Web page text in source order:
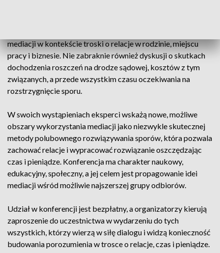
mediacji w kontekście troski o relacje w rodzinie, miejscu
pracy i biznesie. Nie zabraknie również dyskusji o skutkach
dochodzenia roszczeń na drodze sądowej, kosztów z tym
związanych, a przede wszystkim czasu oczekiwania na
rozstrzygnięcie sporu.
W swoich wystąpieniach eksperci wskażą nowe, możliwe
obszary wykorzystania mediacji jako niezwykle skutecznej
metody polubownego rozwiązywania sporów, która pozwala
zachować relacje i wypracować rozwiązanie oszczędzając
czas i pieniądze. Konferencja ma charakter naukowy,
edukacyjny, społeczny, a jej celem jest propagowanie idei
mediacji wśród możliwie najszerszej grupy odbiorów.
Udział w konferencji jest bezpłatny, a organizatorzy kierują
zaproszenie do uczestnictwa w wydarzeniu do tych
wszystkich, którzy wierzą w siłę dialogu i widzą konieczność
budowania porozumienia w trosce o relacje, czas i pieniądze.